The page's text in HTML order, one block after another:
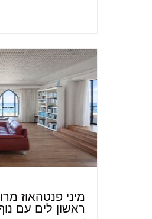
מיני פנטהאוז
ראשון לים עם